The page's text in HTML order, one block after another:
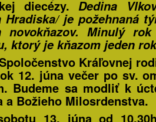
diecézy. Dedina
Hradiska/ je požehnaná
novokňazov. Minulý
ktorý je kňazom jeden
Kráľovnej
12. júna večer po sv.
. Budeme sa modliť k
a Božieho Milosrdenstva.
13. júna od